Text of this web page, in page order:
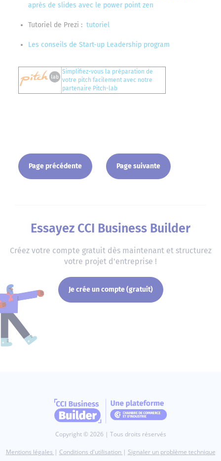
après de slides avec le power point zen
Tutoriel de Prezi : tutoriel
Les conseils de Start-up Leadership program
Simplifiez-vous la préparation de
votre pitch facilement avec notre
partenaire Pitch-lab
Page précédente Page suivante
Essayez CCI Business Builder
Créez votre compte gratuit dès maintenant et structurez
votre projet d'entreprise !
Je crée un compte (gratuit)
Copyright © 2026 | Tous droits réservés
Mentions légales | Conditions d'utilisation | Signaler un problème technique